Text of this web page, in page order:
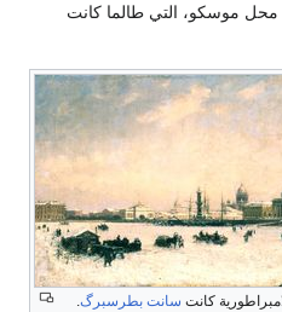
محل موسكو، التي طالما كانت
كانت سانت بطرسبرگ